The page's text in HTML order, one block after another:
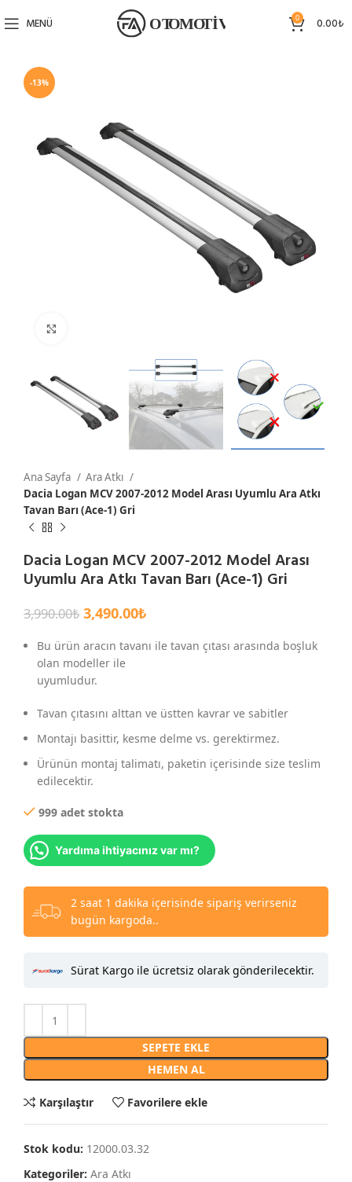
MENÜ 0 0.00₺
-13%
Ana Sayfa
Ara Atkı
Dacia Logan MCV 2007-2012 Model Arası Uyumlu Ara Atkı
Tavan Barı (Ace-1) Gri
Dacia Logan MCV 2007-2012 Model Arası
Uyumlu Ara Atkı Tavan Barı (Ace-1) Gri
3,990.00₺ 3,490.00₺
Bu ürün aracın tavanı ile tavan çıtası arasında boşluk
olan modeller ile
uyumludur.
Tavan çıtasını alttan ve üstten kavrar ve sabitler
Montajı basittir, kesme delme vs. gerektirmez.
Ürünün montaj talimatı, paketin içerisinde size teslim
edilecektir.
999 adet stokta
Yardıma ihtiyacınız var mı?
2 saat 1 dakika içerisinde sipariş verirseniz
bugün kargoda..
Sürat Kargo ile ücretsiz olarak gönderilecektir.
SEPETE EKLE
HEMEN AL
Karşılaştır Favorilere ekle
Stok kodu: 12000.03.32
Kategoriler: Ara Atkı